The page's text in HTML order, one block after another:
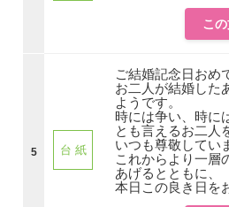
こ
5 台 紙
ご結婚記念日おめ
お二人が結婚した
ようです。
時には争い、時に
とも言えるお二人
いつも尊敬してい
これからより一層
あげるとともに、
本日この良き日を